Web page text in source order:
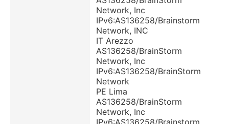
Network, Inc
IPv6:AS136258/Brainstorm
Network, INC
IT Arezzo
AS136258/BrainStorm
Network, Inc
IPv6:AS136258/BrainStorm
Network
PE Lima
AS136258/BrainStorm
Network, Inc